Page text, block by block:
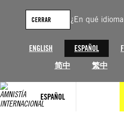
¿En qué
ENGLISH ESPAÑOL
简中
繁中
CERRAR
ESPAÑOL
contenido